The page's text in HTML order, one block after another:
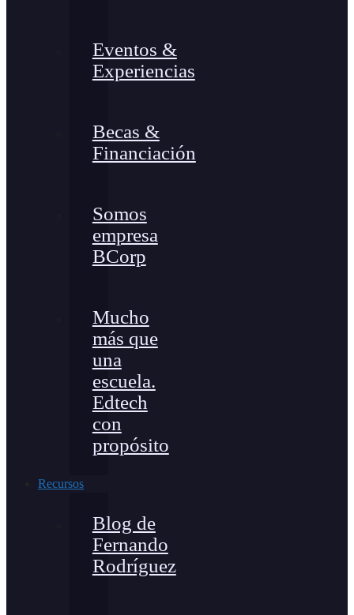
Eventos &
Experiencias
Becas &
Financiación
Somos
empresa
BCorp
Mucho
más que
una
escuela.
Edtech
con
propósito
Recursos
Blog de
Fernando
Rodríguez